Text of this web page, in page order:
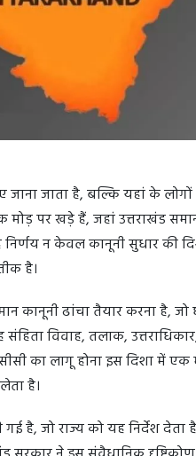
जाना जाता है, बल्कि यहां के
पर खड़े हैं, जहां उत्तराखंड
न केवल कानूनी सुधार की
है।
कानूनी ढांचा तैयार करना है, जो
विवाह, तलाक,
का लागू होना इस दिशा में
है।
है, जो राज्य को यह निर्देश